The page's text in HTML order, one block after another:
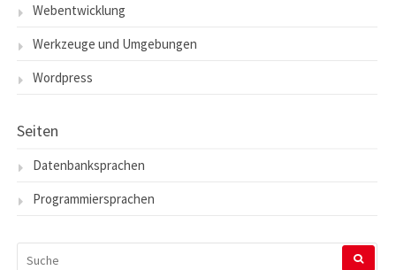
Webentwicklung
Werkzeuge und Umgebungen
Wordpress
Seiten
Datenbanksprachen
Programmiersprachen